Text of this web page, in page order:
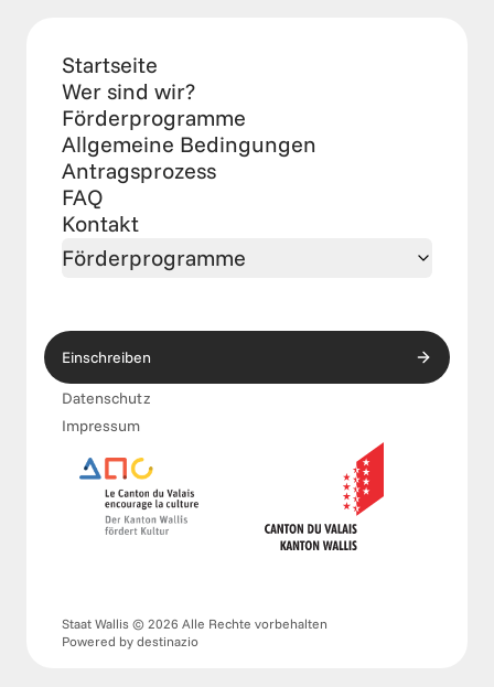
Startseite
Wer sind wir?
Förderprogramme
Allgemeine Bedingungen
Antragsprozess
FAQ
Kontakt
Förderprogramme
Einschreiben
Datenschutz
Impressum
Staat Wallis © 2026 Alle Rechte vorbehalten
Powered by destinazio